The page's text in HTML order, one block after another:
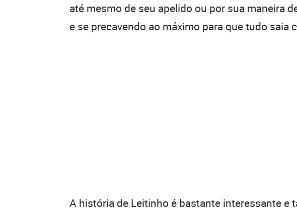
até mesmo de seu apelido ou por sua maneira
e se precavendo ao máximo para que tudo saia
A história de Leitinho é bastante interessante e